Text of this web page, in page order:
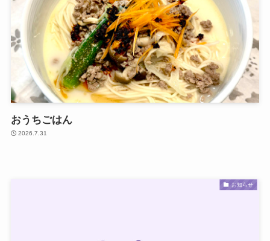
おうちごはん
2026.7.31
お知らせ